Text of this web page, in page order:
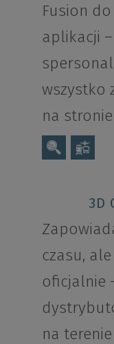
Fusion
aplikacji
wszystko
na
3D
czasu,
oficjalnie
na